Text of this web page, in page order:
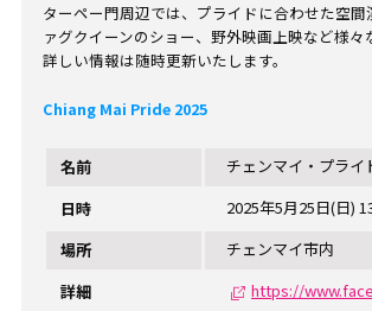
ターペー門周辺では、プライドに合わせた空
ァグクイーンのショー、野外映画上映など様
詳しい情報は随時更新いたします。
Chiang Mai Pride 2025
名前
チェンマイ・プライ
日時
2025年5月25日(日)
場所
チェンマイ市内
詳細
https://